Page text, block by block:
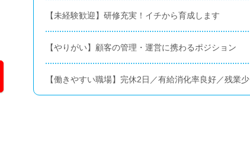
【未経験歓迎】研修充実！イチから育成します
【やりがい】顧客の管理・運営に携わるポジション
【働きやすい職場】完休2日／有給消化率良好／残業少